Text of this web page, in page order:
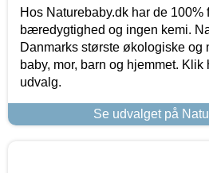
Hos Naturebaby.dk har de 100%
bæredygtighed og ingen kemi.
Danmarks største økologiske og
baby, mor, barn og hjemmet. Klik
udvalg.
Se udvalget på